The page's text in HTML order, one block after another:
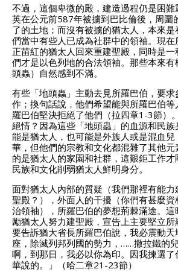
不過，這個卑微的殿，建造過程仍是困
英在公元前587年被擄到巴比倫後，周圍
了的土地；而沒有被擄的猶太人，本來
們當中有些人已成為社群中的領袖。現
正苗紅的猶太人回來重建聖殿，同時是
們才是以色列地的合法領袖。那些本來
頭蟲）自然感到不滿。
有些「地頭蟲」主動去見所羅巴伯，要
作；換句話說，他們希望能與所羅巴伯
羅巴伯堅決拒絕了他們（拉四章1-3節）
絕情？因為這些「地頭蟲」的血源和民
能是猶太人，也可能是外族人或是混血
華，但他們的宗教和文化都混雜了其他
的是猶太人的家園和社群，這艱鉅工作
民族和文化削弱猶太人鮮明身分。
面對猶太人內部的質疑（我們那裡有能
聖殿？），外面人的干擾（你們有甚麼
治領袖），所羅巴伯的夢想荊棘滿途。
勵猶太人努力建聖殿，宣告上主要堅立
要告訴猶大省長所羅巴伯說，我必震動
座，除滅列邦列國的勢力，……撒拉鐵的
啊，到那日，我必以你為印。因我揀選
華說的。」（哈二章21-23節）